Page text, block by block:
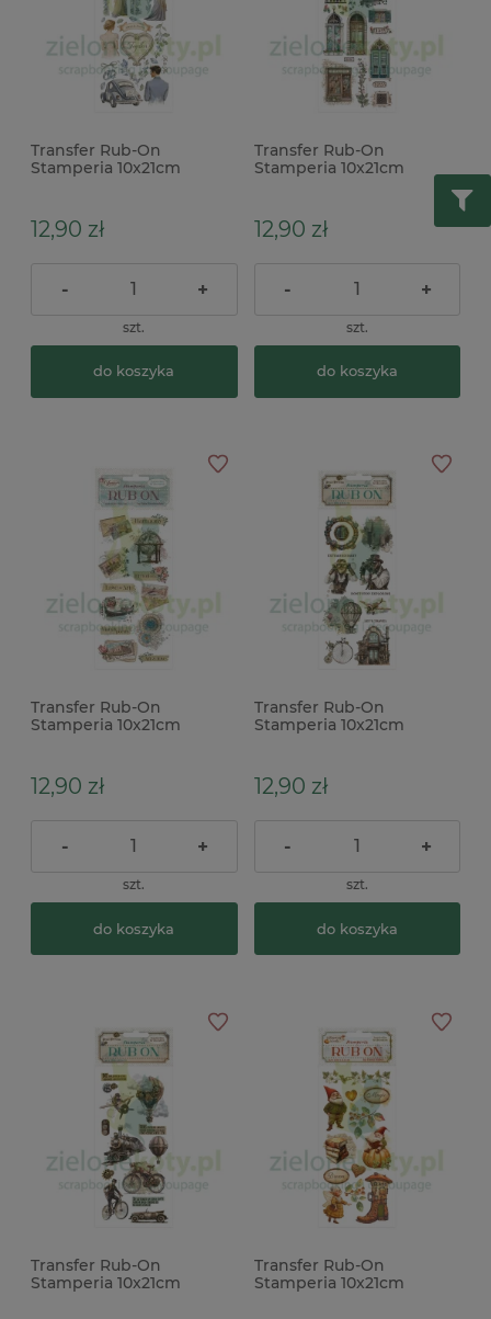
Transfer Rub-On
Stamperia 10x21cm
12,90 zł
- +
szt.
do koszyka
Transfer Rub-On
Stamperia 10x21cm
12,90 zł
- +
szt.
do koszyka
Transfer Rub-On
Stamperia 10x21cm
12,90 zł
- +
szt.
do koszyka
Transfer Rub-On
Stamperia 10x21cm
12,90 zł
- +
szt.
do koszyka
Transfer Rub-On
Stamperia 10x21cm
Transfer Rub-On
Stamperia 10x21cm